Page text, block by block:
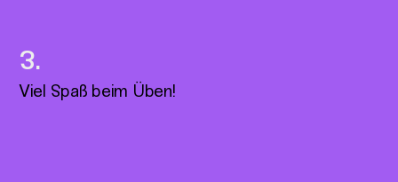
Viel Spaß beim Üben!